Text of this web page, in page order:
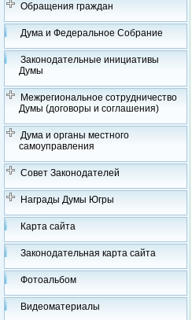
Обращения граждан
Дума и Федеральное Собрание
Законодательные инициативы
Думы
Межрегиональное сотрудничество
Думы (договоры и соглашения)
Дума и органы местного
самоуправления
Совет Законодателей
Награды Думы Югры
Карта сайта
Законодательная карта сайта
Фотоальбом
Видеоматериалы